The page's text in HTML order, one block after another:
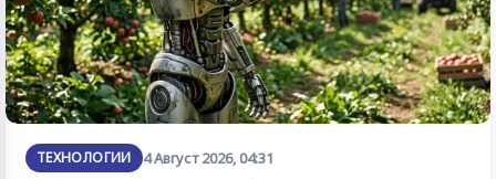
ТЕХНОЛОГИИ 4 Август 2026, 04:31